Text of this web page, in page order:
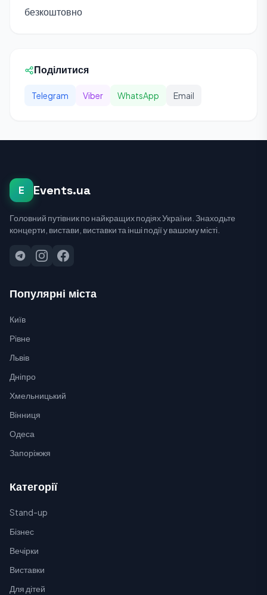
безкоштовно
Поділитися
Telegram Viber WhatsApp Email
E Events.ua
Головний путівник по найкращих подіях України. Знаходьте
концерти, вистави, виставки та інші події у вашому місті.
Популярні міста
Київ
Рівне
Львів
Дніпро
Хмельницький
Вінниця
Одеса
Запоріжжя
Категорії
Stand-up
Бізнес
Вечірки
Виставки
Для дітей